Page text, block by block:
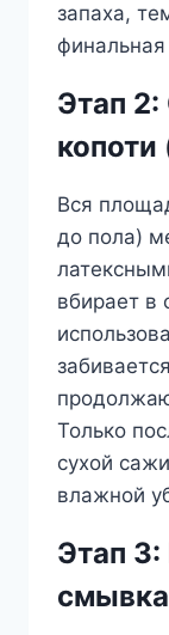
запаха,
финальная
Этап
копоти
Вся
до пола)
вбирает в
Только
сухой
влажной
Этап